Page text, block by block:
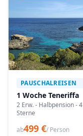
PAUSCHALREISEN
1 Woche Teneriffa
2 Erw. - Halbpension - 4
Sterne
ab499 €/ Person